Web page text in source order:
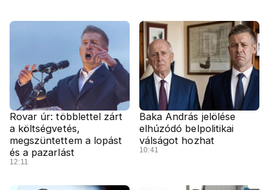
Rovar úr: többlettel zárt
a költségvetés,
megszüntettem a lopást
és a pazarlást
12:11
Baka András jelölése
elhúzódó belpolitikai
válságot hozhat
10:41